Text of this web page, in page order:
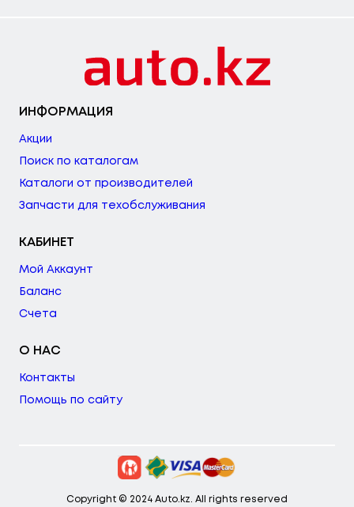
ИНФОРМАЦИЯ
Акции
Поиск по каталогам
Каталоги от производителей
Запчасти для техобслуживания
КАБИНЕТ
Мой Аккаунт
Баланс
Счета
О НАС
Контакты
Помощь по сайту
Copyright © 2024 Auto.kz. All rights reserved